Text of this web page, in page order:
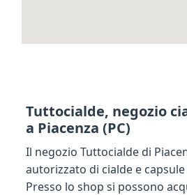
Tuttocialde, negozio
a Piacenza (PC)
Il negozio Tuttocialde di
autorizzato di cialde e
Presso lo shop si possono